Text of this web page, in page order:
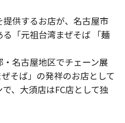
供するお店が、名古屋市
「元祖台湾まぜそば 「麺
・名古屋地区でチェーン展
そば」の発祥のお店として
、大須店はFC店として独